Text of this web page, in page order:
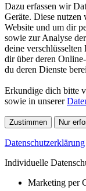
Dazu erfassen wir
Geräte. Diese
Website und um dir
sowie zur Analyse
deine
dir über deren
du deren Dienste
Erkundige dich bitte
sowie in unserer
Zustimmen Nur
Datenschutzerklärung
Individuelle
Marketing per